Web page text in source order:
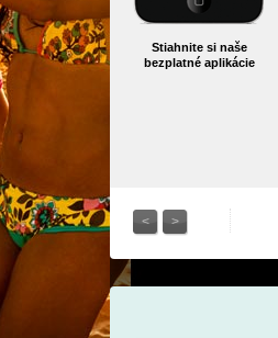
Stiahnite si naše
bezplatné aplikácie
< >